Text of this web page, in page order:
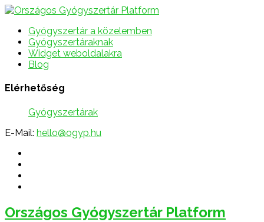
Gyógyszertár a közelemben
Gyógyszertáraknak
Widget weboldalakra
Blog
Elérhetőség
Gyógyszertárak
E-Mail: hello@ogyp.hu
Országos Gyógyszertár Platform